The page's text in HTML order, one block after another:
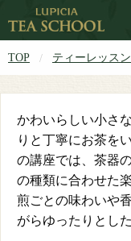
TOP ティーレッスン
かわいらしい小さ
りと丁寧にお茶を
の講座では、茶器
の種類に合わせた
煎ごとの味わいや
がらゆったりとし